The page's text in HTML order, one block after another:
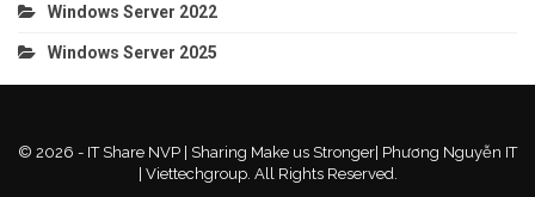
Windows Server 2022
Windows Server 2025
© 2026 - IT Share NVP | Sharing Make us Stronger| Phương Nguyễn IT
| Viettechgroup. All Rights Reserved.